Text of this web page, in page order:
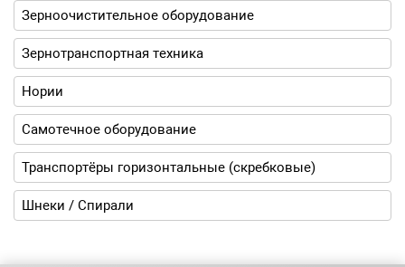
Зерноочистительное оборудование
Зернотранспортная техника
Нории
Самотечное оборудование
Транспортёры горизонтальные (скребковые)
Шнеки / Спирали